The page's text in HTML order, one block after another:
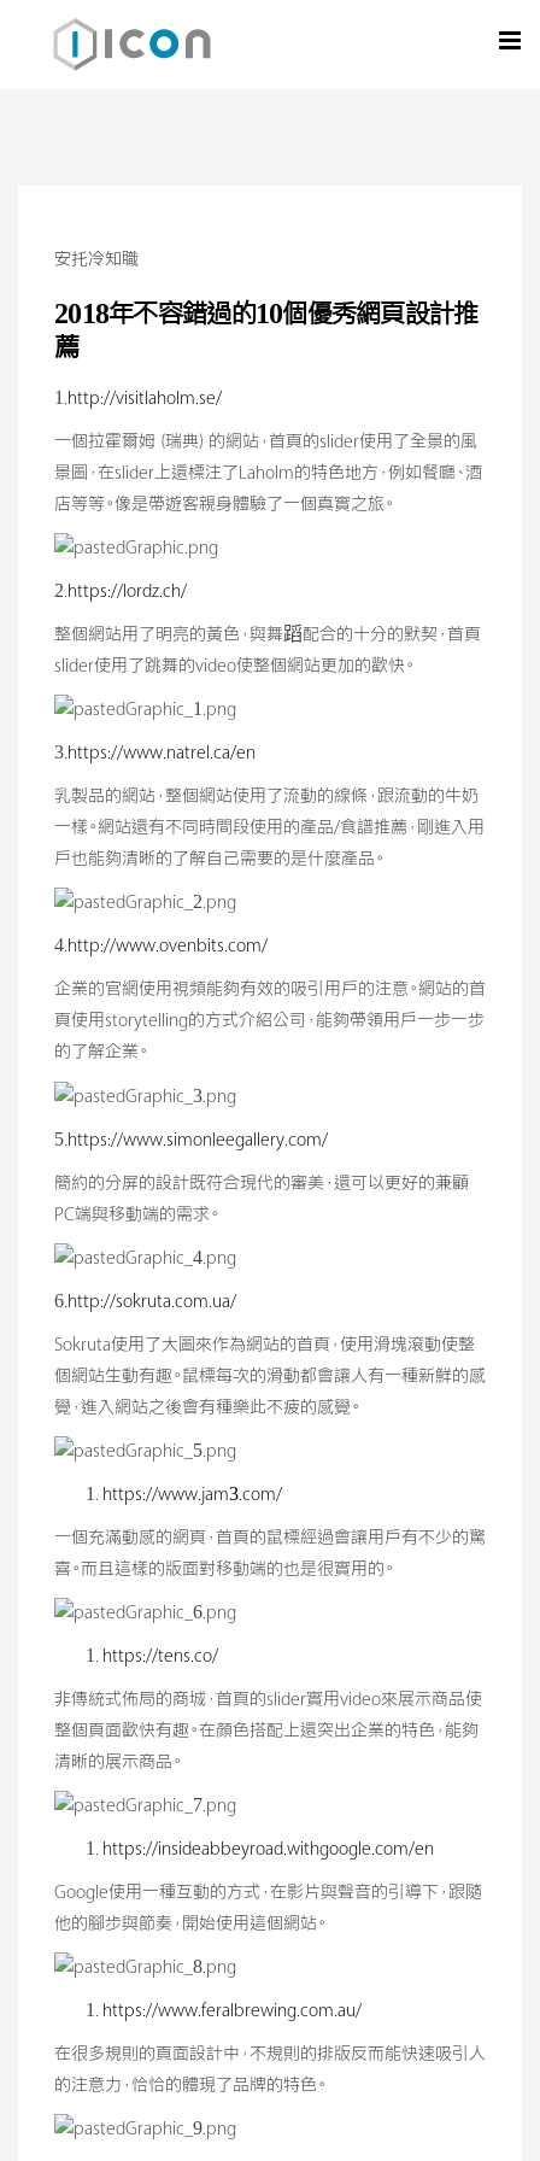
安托冷知職
2018年不容錯過的10個優秀網頁設計推
薦
1.http://visitlaholm.se/
一個拉霍爾姆（瑞典）的網站，首頁的slider使用了全景的風
景圖，在slider上還標注了Laholm的特色地方，例如餐廳、酒
店等等。像是帶遊客親身體驗了一個真實之旅。
2.https://lordz.ch/
整個網站用了明亮的黃色，與舞蹈配合的十分的默契，首頁
slider使用了跳舞的video使整個網站更加的歡快。
3.https://www.natrel.ca/en
乳製品的網站，整個網站使用了流動的線條，跟流動的牛奶
一樣。網站還有不同時間段使用的產品/食譜推薦，剛進入用
戶也能夠清晰的了解自己需要的是什麼產品。
4.http://www.ovenbits.com/
企業的官網使用視頻能夠有效的吸引用戶的注意。網站的首
頁使用storytelling的方式介紹公司，能夠帶領用戶一步一步
的了解企業。
5.https://www.simonleegallery.com/
簡約的分屏的設計既符合現代的審美，還可以更好的兼顧
PC端與移動端的需求。
6.http://sokruta.com.ua/
Sokruta使用了大圖來作為網站的首頁，使用滑塊滾動使整
個網站生動有趣。鼠標每次的滑動都會讓人有一種新鮮的感
覺，進入網站之後會有種樂此不疲的感覺。
https://www.jam3.com/
一個充滿動感的網頁，首頁的鼠標經過會讓用戶有不少的驚
喜。而且這樣的版面對移動端的也是很實用的。
https://tens.co/
非傳統式佈局的商城，首頁的slider實用video來展示商品使
整個頁面歡快有趣。在顏色搭配上還突出企業的特色，能夠
清晰的展示商品。
https://insideabbeyroad.withgoogle.com/en
Google使用一種互動的方式，在影片與聲音的引導下，跟隨
他的腳步與節奏，開始使用這個網站。
https://www.feralbrewing.com.au/
在很多規則的頁面設計中，不規則的排版反而能快速吸引人
的注意力，恰恰的體現了品牌的特色。